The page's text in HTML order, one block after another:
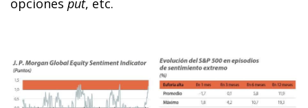
opciones put, etc.